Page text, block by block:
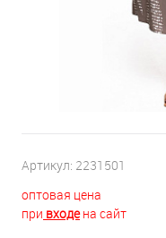
Артикул: 2231501
оптовая цена
при входена сайт